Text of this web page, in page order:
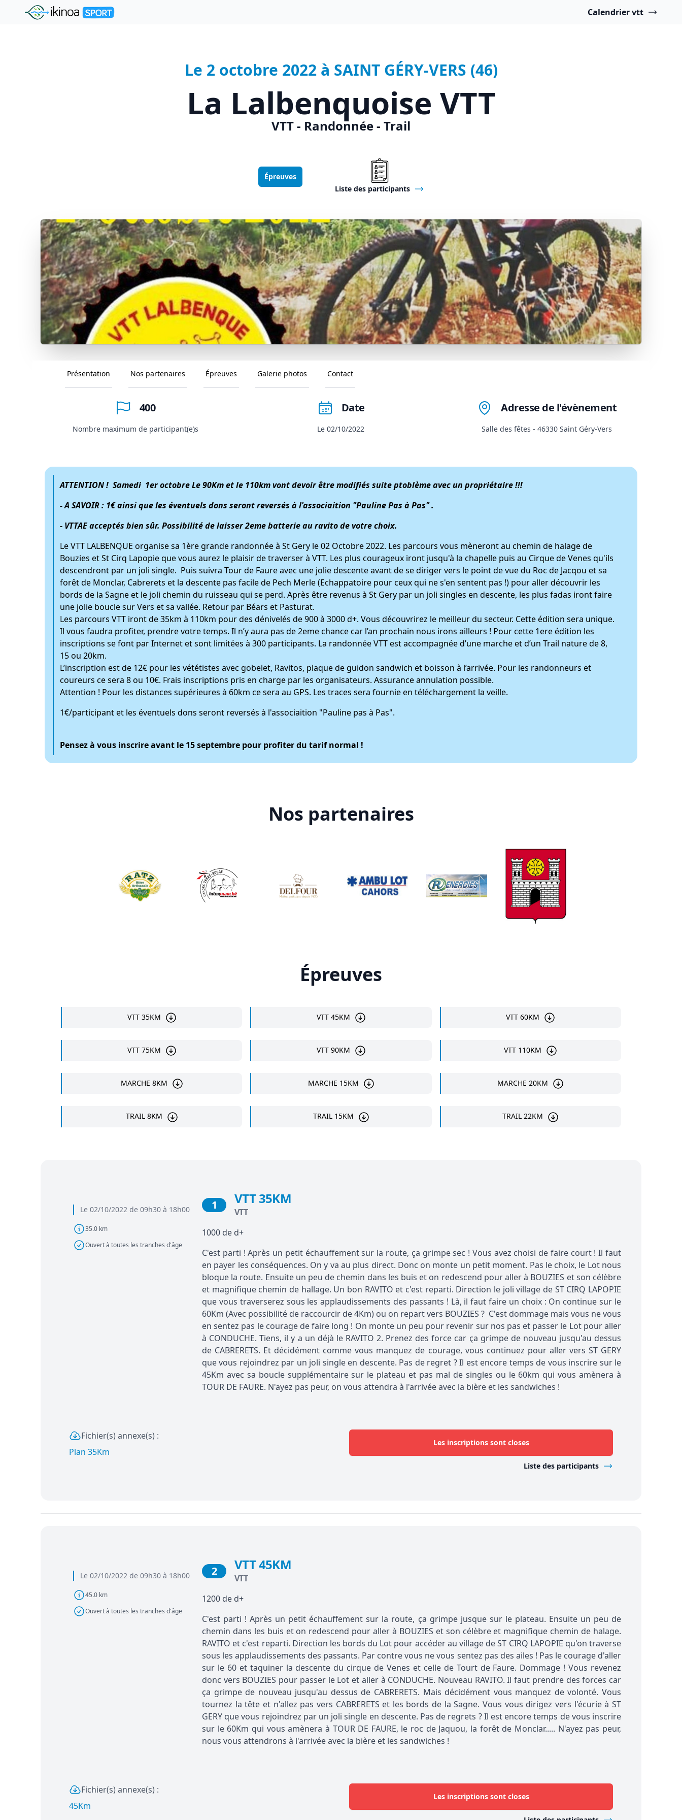
"Ikinoa Sport" Calendrier vtt
Le 2 octobre 2022 à SAINT GÉRY-VERS (46)
La Lalbenquoise VTT
VTT - Randonnée - Trail
Épreuves
Liste des participants
Présentation Nos partenaires Épreuves Galerie photos Contact
400
Nombre maximum de participant(e)s
Date
Le 02/10/2022
Adresse de l'évènement
Salle des fêtes - 46330 Saint Géry-Vers
ATTENTION ! Samedi 1er octobre Le 90Km et le 110km vont devoir être modifiés suite ptoblème avec un propriétaire !!!
- A SAVOIR : 1€ainsi que les éventuels dons seront reversés à l'associaition "Pauline Pas à Pas" .
- VTTAE acceptés bien sûr. Possibilité de laisser 2eme batterie au ravito de votre choix.
Le VTT LALBENQUE organise sa 1ère grande randonnée à St Gery le 02 Octobre 2022. Les parcours vous mèneront au chemin de halage de
Bouzies et St Cirq Lapopie que vous aurez le plaisir de traverser à VTT. Les plus courageux iront jusqu'à la chapelle puis au Cirque de Venes qu'ils
descendront par un joli single. Puis suivra Tour de Faure avec une jolie descente avant de se diriger vers le point de vue du Roc de Jacqou et sa
forêt de Monclar, Cabrerets et la descente pas facile de Pech Merle (Echappatoire pour ceux qui ne s'en sentent pas !) pour aller découvrir les
bords de la Sagne et le joli chemin du ruisseau qui se perd. Après être revenus à St Gery par un joli singles en descente, les plus fadas iront faire
une jolie boucle sur Vers et sa vallée. Retour par Béars et Pasturat.
Les parcours VTT iront de 35km à 110km pour des dénivelés de 900 à 3000 d+. Vous découvrirez le meilleur du secteur. Cette édition sera unique.
Il vous faudra profiter, prendre votre temps. Il n’y aura pas de 2eme chance car l’an prochain nous irons ailleurs ! Pour cette 1ere édition les
inscriptions se font par Internet et sont limitées à 300 participants. La randonnée VTT est accompagnée d’une marche et d’un Trail nature de 8,
15 ou 20km.
L’inscription est de 12€ pour les vététistes avec gobelet, Ravitos, plaque de guidon sandwich et boisson à l’arrivée. Pour les randonneurs et
coureurs ce sera 8 ou 10€. Frais inscriptions pris en charge par les organisateurs. Assurance annulation possible.
Attention ! Pour les distances supérieures à 60km ce sera au GPS. Les traces sera fournie en téléchargement la veille.
1€/participant et les éventuels dons seront reversés à l'associaition "Pauline pas à Pas".
Pensez à vous inscrire avant le 15 septembre pour profiter du tarif normal !
Nos partenaires
Épreuves
VTT 35KM VTT 45KM VTT 60KM
VTT 75KM VTT 90KM VTT 110KM
MARCHE 8KM MARCHE 15KM MARCHE 20KM
TRAIL 8KM TRAIL 15KM TRAIL 22KM
Le 02/10/2022 de 09h30 à 18h00
35.0 km
Ouvert à toutes les tranches d'âge
1 VTT 35KM
VTT
1000 de d+
C'est parti ! Après un petit échauffement sur la route, ça grimpe sec ! Vous avez choisi de faire court ! Il faut
en payer les conséquences. On y va au plus direct. Donc on monte un petit moment. Pas le choix, le Lot nous
bloque la route. Ensuite un peu de chemin dans les buis et on redescend pour aller à BOUZIES et son célèbre
et magnifique chemin de hallage. Un bon RAVITO et c'est reparti. Direction le joli village de ST CIRQ LAPOPIE
que vous traverserez sous les applaudissements des passants ! Là, il faut faire un choix : On continue sur le
60Km (Avec possibilité de raccourcir de 4Km) ou on repart vers BOUZIES ? C'est dommage mais vous ne vous
en sentez pas le courage de faire long ! On monte un peu pour revenir sur nos pas et passer le Lot pour aller
à CONDUCHE. Tiens, il y a un déjà le RAVITO 2. Prenez des force car ça grimpe de nouveau jusqu'au dessus
de CABRERETS. Et décidément comme vous manquez de courage, vous continuez pour aller vers ST GERY
que vous rejoindrez par un joli single en descente. Pas de regret ? Il est encore temps de vous inscrire sur le
45Km avec sa boucle supplémentaire sur le plateau et pas mal de singles ou le 60km qui vous amènera à
TOUR DE FAURE. N'ayez pas peur, on vous attendra à l'arrivée avec la bière et les sandwiches !
Fichier(s) annexe(s) :
Plan 35Km
Les inscriptions sont closes
Liste des participants
Le 02/10/2022 de 09h30 à 18h00
45.0 km
Ouvert à toutes les tranches d'âge
2 VTT 45KM
VTT
1200 de d+
C'est parti ! Après un petit échauffement sur la route, ça grimpe jusque sur le plateau. Ensuite un peu de
chemin dans les buis et on redescend pour aller à BOUZIES et son célèbre et magnifique chemin de halage.
RAVITO et c'est reparti. Direction les bords du Lot pour accéder au village de ST CIRQ LAPOPIE qu'on traverse
sous les applaudissements des passants. Par contre vous ne vous sentez pas des ailes ! Pas le courage d'aller
sur le 60 et taquiner la descente du cirque de Venes et celle de Tourt de Faure. Dommage ! Vous revenez
donc vers BOUZIES pour passer le Lot et aller à CONDUCHE. Nouveau RAVITO. Il faut prendre des forces car
ça grimpe de nouveau jusqu'au dessus de CABRERETS. Mais décidément vous manquez de volonté. Vous
tournez la tête et n'allez pas vers CABRERETS et les bords de la Sagne. Vous vous dirigez vers l'écurie à ST
GERY que vous rejoindrez par un joli single en descente. Pas de regrets ? Il est encore temps de vous inscrire
sur le 60Km qui vous amènera à TOUR DE FAURE, le roc de Jaquou, la forêt de Monclar..... N'ayez pas peur,
nous vous attendrons à l'arrivée avec la bière et les sandwiches !
Fichier(s) annexe(s) :
45Km
Les inscriptions sont closes